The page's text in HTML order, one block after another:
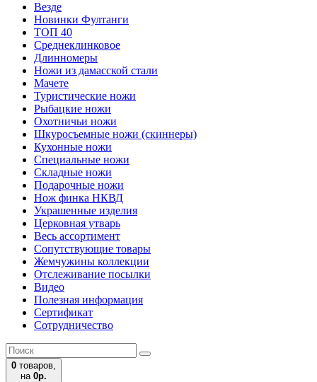
Везде
Новинки Фултанги
ТОП 40
Среднеклинковое
Длинномеры
Ножи из дамасской стали
Мачете
Туристические ножи
Рыбацкие ножи
Охотничьи ножи
Шкуросъемные ножи (скиннеры)
Кухонные ножи
Специальные ножи
Складные ножи
Подарочные ножи
Нож финка НКВД
Украшенные изделия
Церковная утварь
Весь ассортимент
Сопутствующие товары
Жемчужины коллекции
Отслеживание посылки
Видео
Полезная информация
Сертификат
Сотрудничество
0 товаров,
на 0р.